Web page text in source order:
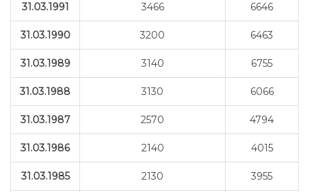
31.03.1991 3466 6646
31.03.1990 3200 6463
31.03.1989 3140 6755
31.03.1988 3130 6066
31.03.1987 2570 4794
31.03.1986 2140 4015
31.03.1985 2130 3955